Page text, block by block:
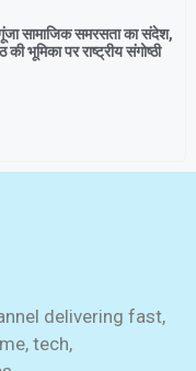
सामाजिक समरसता का संदेश,
की भूमिका पर राष्ट्रीय संगोष्ठी
delivering fast,
tech,